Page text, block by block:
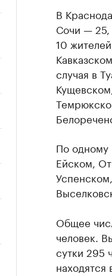
В
Сочи — 25,
10
случая в
По одному
Ейском,
Общее
человек.
сутки 295